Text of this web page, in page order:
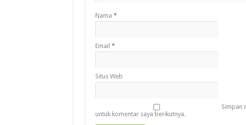
Nama *
Email *
Situs Web
Simpan
untuk komentar saya berikutnya.